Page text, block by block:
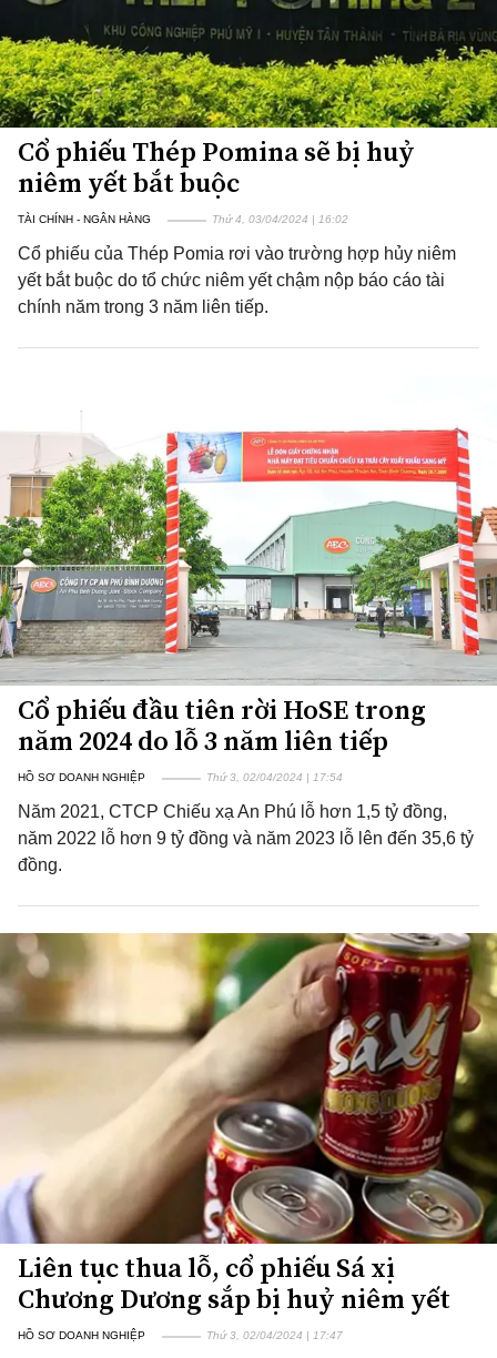
Cổ phiếu Thép Pomina sẽ bị huỷ
niêm yết bắt buộc
TÀI CHÍNH - NGÂN HÀNG Thứ 4, 03/04/2024 | 16:02
Cổ phiếu của Thép Pomia rơi vào trường hợp hủy niêm
yết bắt buộc do tổ chức niêm yết chậm nộp báo cáo tài
chính năm trong 3 năm liên tiếp.
Cổ phiếu đầu tiên rời HoSE trong
năm 2024 do lỗ 3 năm liên tiếp
HỒ SƠ DOANH NGHIỆP Thứ 3, 02/04/2024 | 17:54
Năm 2021, CTCP Chiếu xạ An Phú lỗ hơn 1,5 tỷ đồng,
năm 2022 lỗ hơn 9 tỷ đồng và năm 2023 lỗ lên đến 35,6 tỷ
đồng.
Liên tục thua lỗ, cổ phiếu Sá xị
Chương Dương sắp bị huỷ niêm yết
HỒ SƠ DOANH NGHIỆP Thứ 3, 02/04/2024 | 17:47